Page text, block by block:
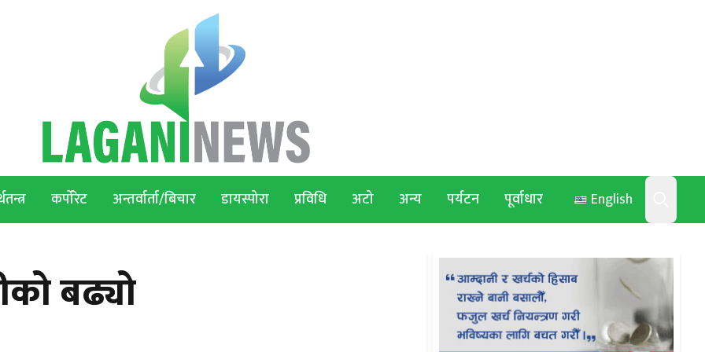
English
Search
कर्पोरेट अन्तर्वार्ता/बिचार डायस्पोरा प्रविधि अटो अन्य पर्यटन पूर्वाधार
बढ्यो